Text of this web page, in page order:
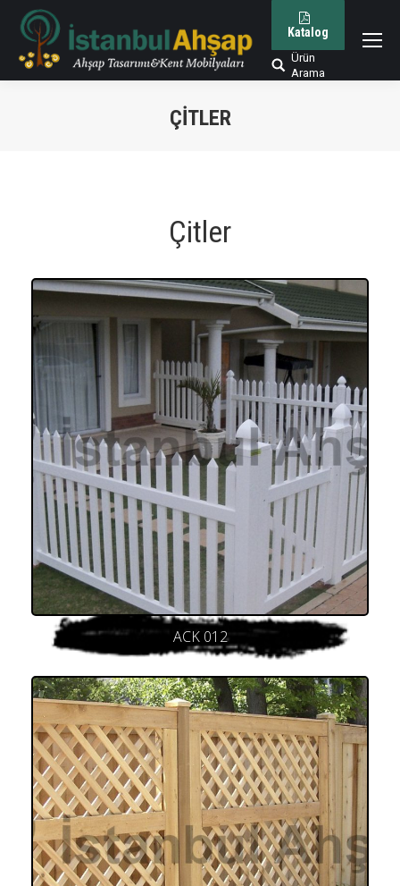
Katalog
Arama:
Ürün
Arama
ÇITLER
Çitler
ACK 012